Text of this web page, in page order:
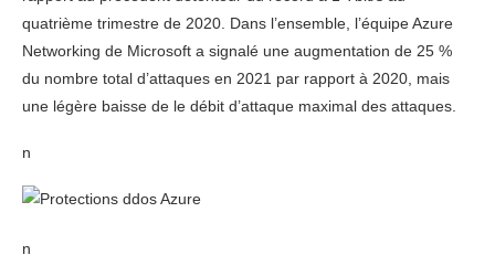
quatrième trimestre de 2020. Dans l’ensemble, l’équipe Azure
Networking de Microsoft a signalé une augmentation de 25 %
du nombre total d’attaques en 2021 par rapport à 2020, mais
une légère baisse de le débit d’attaque maximal des attaques.
n
n